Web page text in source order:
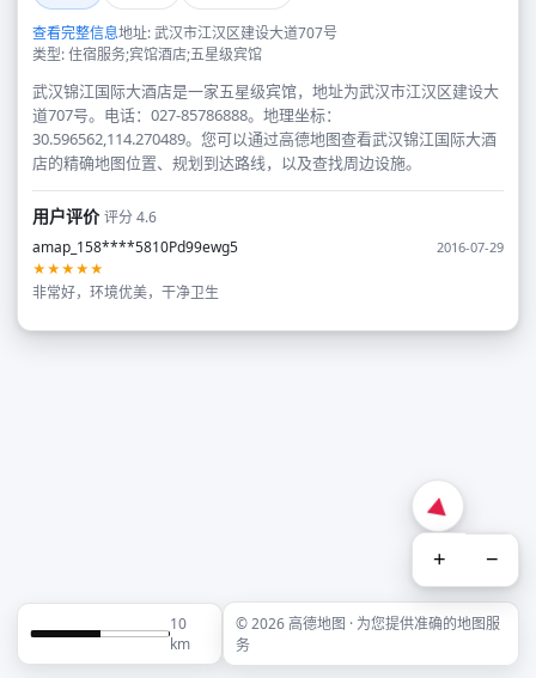
查看完整信息地址: 武汉市江汉区建设大道707号
类型: 住宿服务;宾馆酒店;五星级宾馆
武汉锦江国际大酒店是一家五星级宾馆，地址为武汉市江汉区建设大
道707号。电话：027-85786888。地理坐标：
30.596562,114.270489。您可以通过高德地图查看武汉锦江国际大酒
店的精确地图位置、规划到达路线，以及查找周边设施。
用户评价评分 4.6
amap_158****5810Pd99ewg5
2016-07-29
★★★★★
非常好，环境优美，干净卫生
+ −
10
km
© 2026 高德地图 · 为您提供准确的地图服
务